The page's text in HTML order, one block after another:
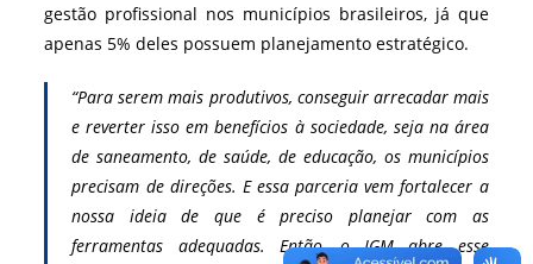
gestão profissional nos municípios brasileiros, já que
apenas 5% deles possuem planejamento estratégico.
“Para serem mais produtivos, conseguir arrecadar mais
e reverter isso em benefícios à sociedade, seja na área
de saneamento, de saúde, de educação, os municípios
precisam de direções. E essa parceria vem fortalecer a
nossa ideia de que é preciso planejar com as
ferramentas adequadas. Então, o IGM abre esse